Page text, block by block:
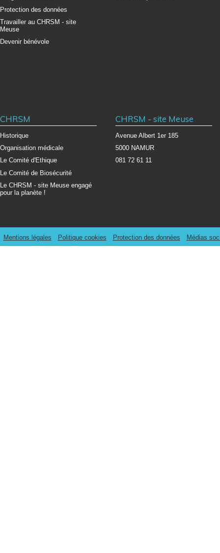
Protection des données
Travailler au CHRSM - site
Meuse
Devenir bénévole
CHRSM
Historique
Organisation médicale
Le Comité d'Ethique
Le Comité de Biosécurité
Le CHRSM - site Meuse engagé
pour la planète !
CHRSM - site Meuse
Avenue Albert 1er 185
5000 NAMUR
081 72 61 11
Mentions légales Politique cookies Protection des données Médias